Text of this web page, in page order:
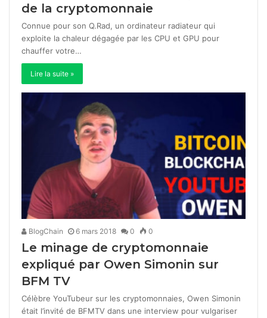
de la cryptomonnaie
Connue pour son Q.Rad, un ordinateur radiateur qui
exploite la chaleur dégagée par les CPU et GPU pour
chauffer votre…
Lire la suite »
BlogChain 6 mars 2018 0 0
Le minage de cryptomonnaie
expliqué par Owen Simonin sur
BFM TV
Célèbre YouTubeur sur les cryptomonnaies, Owen Simonin
était l’invité de BFMTV dans une interview pour vulgariser